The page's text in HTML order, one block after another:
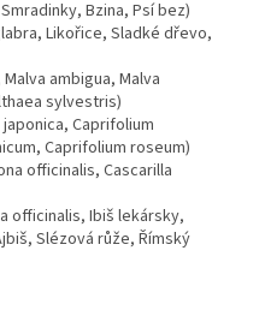
Bzina, Psí bez)
Likořice, Sladké dřevo,
ambigua, Malva
sylvestris)
Caprifolium
Caprifolium roseum)
officinalis, Cascarilla
officinalis, Ibiš lekársky,
Slézová růže, Římský